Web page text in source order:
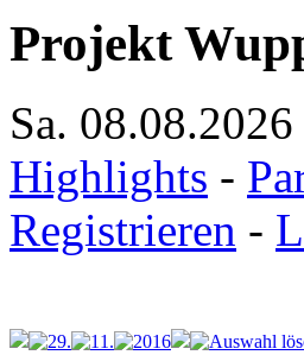
Projekt
Sa. 08.08.2026
Highlights -
Registrieren -